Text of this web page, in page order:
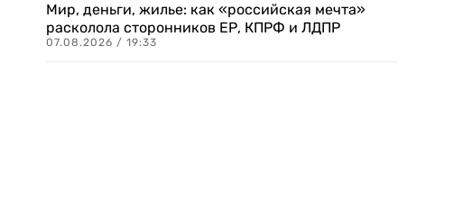
Мир, деньги, жилье: как «российская мечта»
расколола сторонников ЕР, КПРФ и ЛДПР
07.08.2026 / 19:33